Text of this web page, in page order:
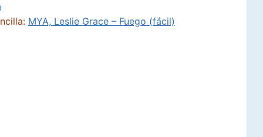
MYA, Leslie Grace – Fuego (fácil)